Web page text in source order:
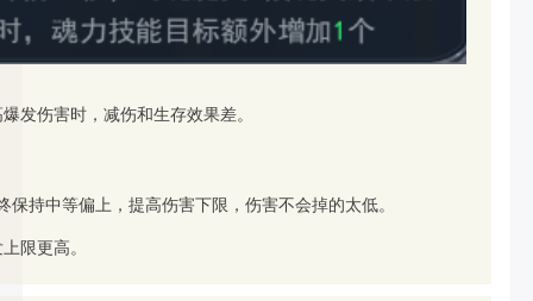
发伤害时，减伤和生存效果差。
持中等偏上，提高伤害下限，伤害不会掉的太低。
限更高。